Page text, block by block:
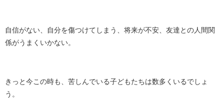
自信がない、自分を傷つけてしまう、将来が不安、友達との人間関
係がうまくいかない。
きっと今この時も、苦しんでいる子どもたちは数多くいるでしょ
う。